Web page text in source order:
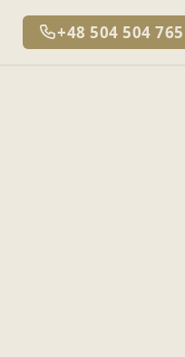
+48 504 504 765